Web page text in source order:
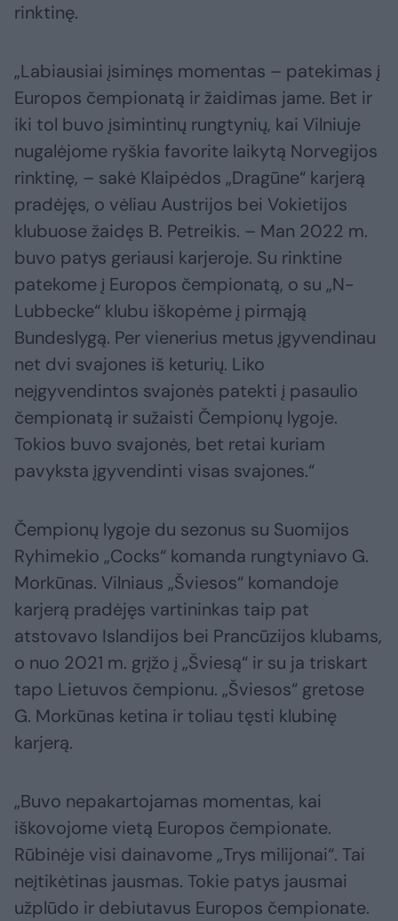
rinktinę.
„Labiausiai įsiminęs momentas – patekimas į
Europos čempionatą ir žaidimas jame. Bet ir
iki tol buvo įsimintinų rungtynių, kai Vilniuje
nugalėjome ryškia favorite laikytą Norvegijos
rinktinę, – sakė Klaipėdos „Dragūne“ karjerą
pradėjęs, o vėliau Austrijos bei Vokietijos
klubuose žaidęs B. Petreikis. – Man 2022 m.
buvo patys geriausi karjeroje. Su rinktine
patekome į Europos čempionatą, o su „N-
Lubbecke“ klubu iškopėme į pirmąją
Bundeslygą. Per vienerius metus įgyvendinau
net dvi svajones iš keturių. Liko
neįgyvendintos svajonės patekti į pasaulio
čempionatą ir sužaisti Čempionų lygoje.
Tokios buvo svajonės, bet retai kuriam
pavyksta įgyvendinti visas svajones.“
Čempionų lygoje du sezonus su Suomijos
Ryhimekio „Cocks“ komanda rungtyniavo G.
Morkūnas. Vilniaus „Šviesos“ komandoje
karjerą pradėjęs vartininkas taip pat
atstovavo Islandijos bei Prancūzijos klubams,
o nuo 2021 m. grįžo į „Šviesą“ ir su ja triskart
tapo Lietuvos čempionu. „Šviesos“ gretose
G. Morkūnas ketina ir toliau tęsti klubinę
karjerą.
„Buvo nepakartojamas momentas, kai
iškovojome vietą Europos čempionate.
Rūbinėje visi dainavome „Trys milijonai“. Tai
neįtikėtinas jausmas. Tokie patys jausmai
užplūdo ir debiutavus Europos čempionate.